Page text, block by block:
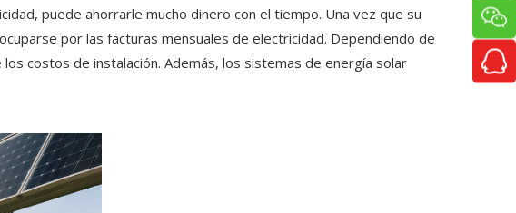
puede ahorrarle mucho dinero con el tiempo. Una vez que su
por las facturas mensuales de electricidad. Dependiendo de
costos de instalación. Además, los sistemas de energía solar